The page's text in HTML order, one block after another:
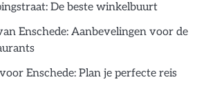
De beste winkelbuurt
Enschede: Aanbevelingen voor de
Enschede: Plan je perfecte reis